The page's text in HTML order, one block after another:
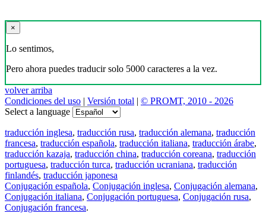
×
Lo sentimos,
Pero ahora puedes traducir solo 5000 caracteres a la vez.
volver arriba
Condiciones del uso | Versión total | © PROMT, 2010 - 2026
Select a language
traducción inglesa, traducción rusa, traducción alemana, traducción
francesa, traducción española, traducción italiana, traducción árabe,
traducción kazaja, traducción china, traducción coreana, traducción
portuguesa, traducción turca, traducción ucraniana, traducción
finlandés, traducción japonesa
Conjugación española, Conjugación inglesa, Conjugación alemana,
Conjugación italiana, Conjugación portuguesa, Conjugación rusa,
Conjugación francesa.